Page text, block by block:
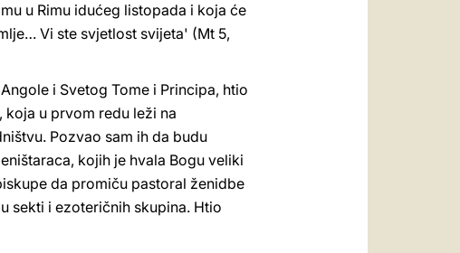
u Rimu idućeg listopada i koja će
Vi ste svjetlost svijeta' (Mt 5,
i Svetog Tome i Principa, htio
u prvom redu leži na
Pozvao sam ih da budu
kojih je hvala Bogu veliki
da promiču pastoral ženidbe
sekti i ezoteričnih skupina. Htio